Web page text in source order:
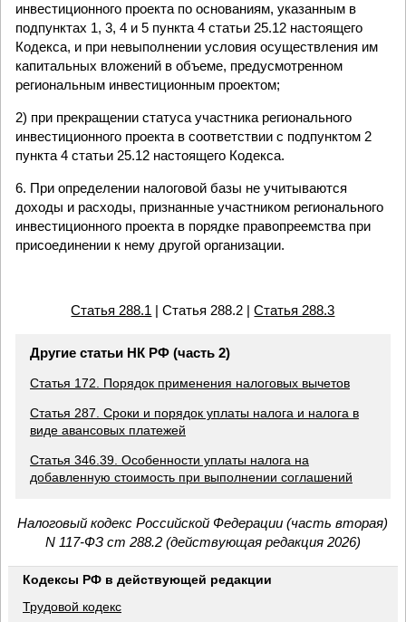
инвестиционного проекта по основаниям, указанным в
подпунктах 1, 3, 4 и 5 пункта 4 статьи 25.12 настоящего
Кодекса, и при невыполнении условия осуществления им
капитальных вложений в объеме, предусмотренном
региональным инвестиционным проектом;
2) при прекращении статуса участника регионального
инвестиционного проекта в соответствии с подпунктом 2
пункта 4 статьи 25.12 настоящего Кодекса.
6. При определении налоговой базы не учитываются
доходы и расходы, признанные участником регионального
инвестиционного проекта в порядке правопреемства при
присоединении к нему другой организации.
Статья 288.1 | Статья 288.2 |Статья 288.3
Другие статьи НК РФ (часть 2)
Статья 172. Порядок применения налоговых вычетов
Статья 287. Сроки и порядок уплаты налога и налога в
виде авансовых платежей
Статья 346.39. Особенности уплаты налога на
добавленную стоимость при выполнении соглашений
Налоговый кодекс Российской Федерации (часть вторая)
N 117-ФЗ ст 288.2 (действующая редакция 2026)
Кодексы РФ в действующей редакции
Трудовой кодекс